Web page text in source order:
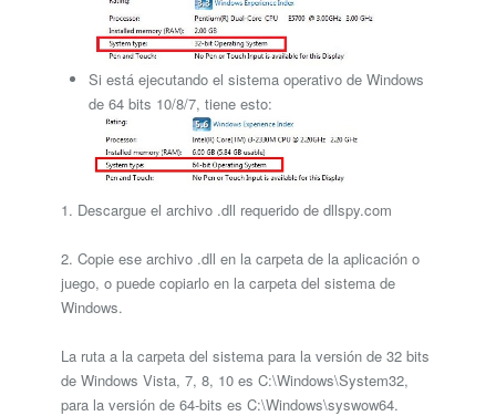
Si está ejecutando el sistema operativo de Windows
de 64 bits 10/8/7, tiene esto:
1. Descargue el archivo .dll requerido de dllspy.com
2. Copie ese archivo .dll en la carpeta de la aplicación o
juego, o puede copiarlo en la carpeta del sistema de
Windows.
La ruta a la carpeta del sistema para la versión de 32 bits
de Windows Vista, 7, 8, 10 es C:\Windows\System32,
para la versión de 64-bits es C:\Windows\syswow64.